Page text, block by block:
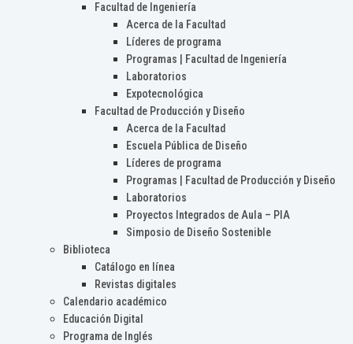
Facultad de Ingeniería
Acerca de la Facultad
Líderes de programa
Programas | Facultad de Ingeniería
Laboratorios
Expotecnológica
Facultad de Producción y Diseño
Acerca de la Facultad
Escuela Pública de Diseño
Líderes de programa
Programas | Facultad de Producción y Diseño
Laboratorios
Proyectos Integrados de Aula – PIA
Simposio de Diseño Sostenible
Biblioteca
Catálogo en línea
Revistas digitales
Calendario académico
Educación Digital
Programa de Inglés